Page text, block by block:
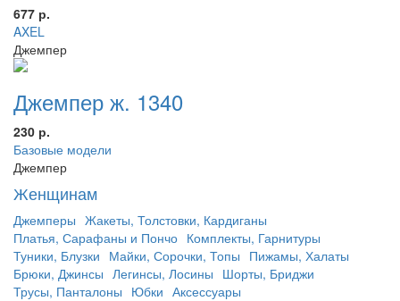
677 р.
AXEL
Джемпер
Джемпер ж. 1340
230 р.
Базовые модели
Джемпер
Женщинам
Джемперы Жакеты, Толстовки, Кардиганы
Платья, Сарафаны и Пончо Комплекты, Гарнитуры
Туники, Блузки Майки, Сорочки, Топы Пижамы, Халаты
Брюки, Джинсы Легинсы, Лосины Шорты, Бриджи
Трусы, Панталоны Юбки Аксессуары